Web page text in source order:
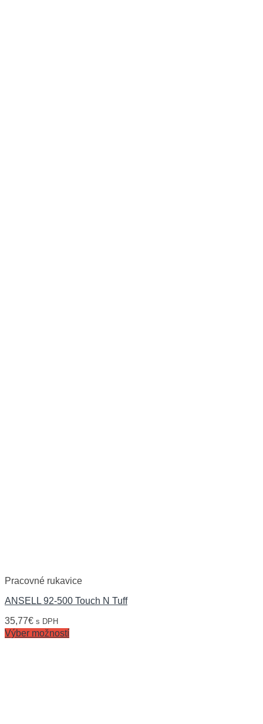
Pracovné rukavice
ANSELL 92-500 Touch N Tuff
35,77€ s DPH
Výber možností